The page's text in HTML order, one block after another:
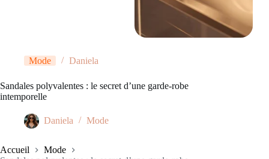
Mode Daniela
Sandales polyvalentes : le secret d’une garde-robe
intemporelle
Daniela Mode
Accueil
Mode